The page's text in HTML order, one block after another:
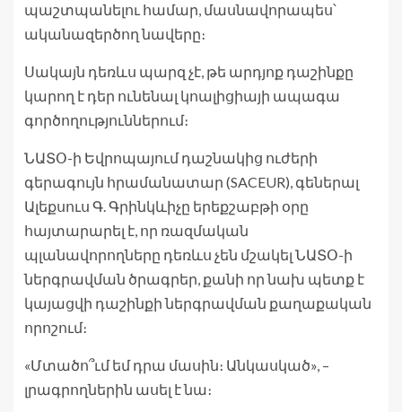
պաշտպանելու համար, մասնավորապես՝
ականազերծող նավերը։
Սակայն դեռևս պարզ չէ, թե արդյոք դաշինքը
կարող է դեր ունենալ կոալիցիայի ապագա
գործողություններում։
ՆԱՏՕ-ի Եվրոպայում դաշնակից ուժերի
գերագույն հրամանատար (SACEUR), գեներալ
Ալեքսուս Գ. Գրինկևիչը երեքշաբթի օրը
հայտարարել է, որ ռազմական
պլանավորողները դեռևս չեն մշակել ՆԱՏՕ-ի
ներգրավման ծրագրեր, քանի որ նախ պետք է
կայացվի դաշինքի ներգրավման քաղաքական
որոշում։
«Մտածո՞ւմ եմ դրա մասին։ Անկասկած», –
լրագրողներին ասել է նա։